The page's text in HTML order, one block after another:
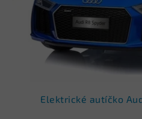
Elektrické autíčko